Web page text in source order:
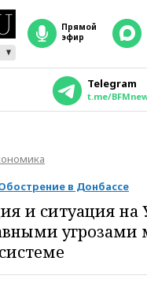
прямой
эфир
Telegram
t.me/
в Донбассе
и ситуация на
угрозами